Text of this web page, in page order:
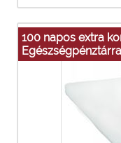
100 napos extra